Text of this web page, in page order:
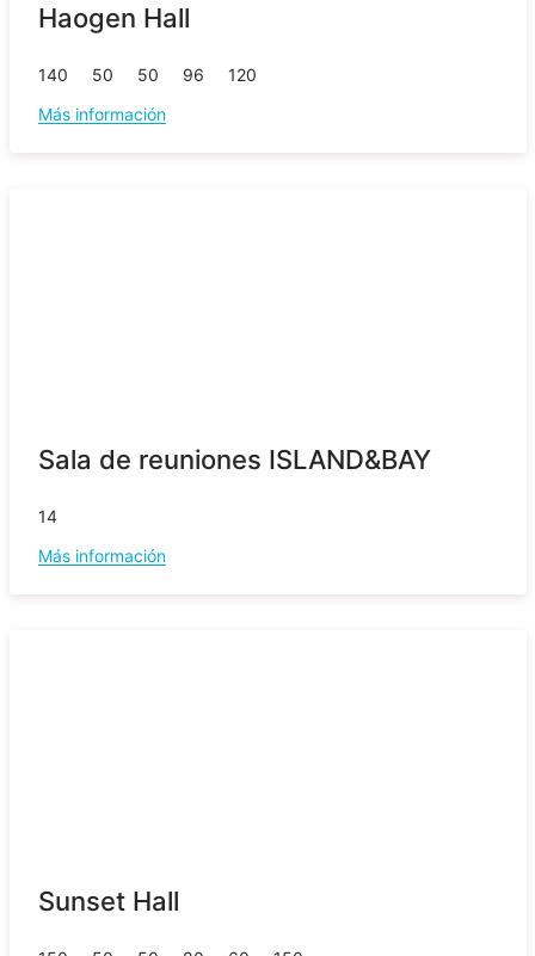
Haogen Hall
140 50 50 96
120
Más información
Sala de reuniones ISLAND&BAY
14
Más información
Sunset Hall